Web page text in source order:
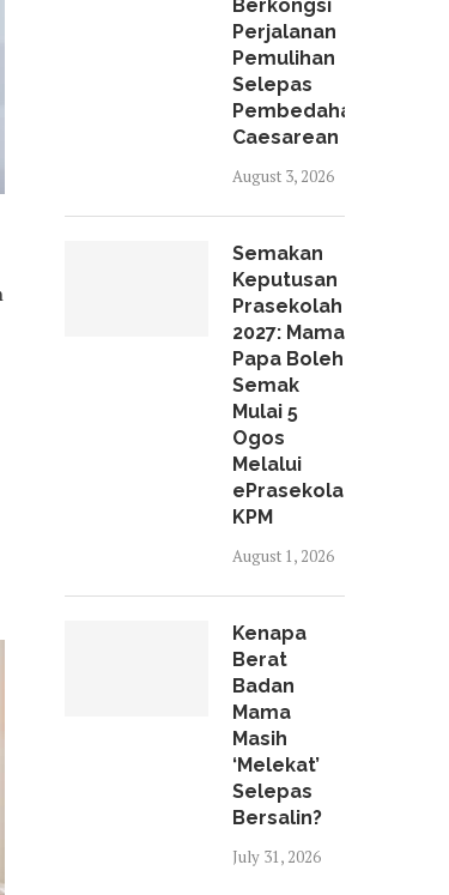
Berkongsi
Perjalanan
Pemulihan
Selepas
Pembedahan
Caesarean
August 3, 2026
Semakan
Keputusan
Prasekolah
2027: Mama
Papa Boleh
Semak
Mulai 5
Ogos
Melalui
ePrasekolah
KPM
August 1, 2026
Kenapa
Berat
Badan
Mama
Masih
‘Melekat’
Selepas
Bersalin?
July 31, 2026